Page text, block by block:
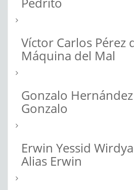
Víctor Carlos Pérez
Máquina del Mal
Gonzalo
Gonzalo
Erwin Yessid
Alias Erwin